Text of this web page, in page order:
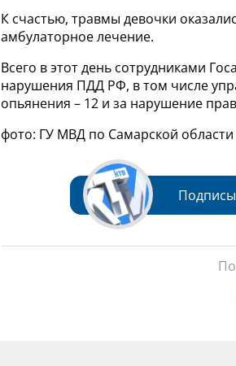
К счастью, травмы девочки
амбулаторное лечение.
Всего в этот день сотрудниками
нарушения ПДД РФ, в том числе
опьянения – 12 и за нарушение
фото: ГУ МВД по Самарской области